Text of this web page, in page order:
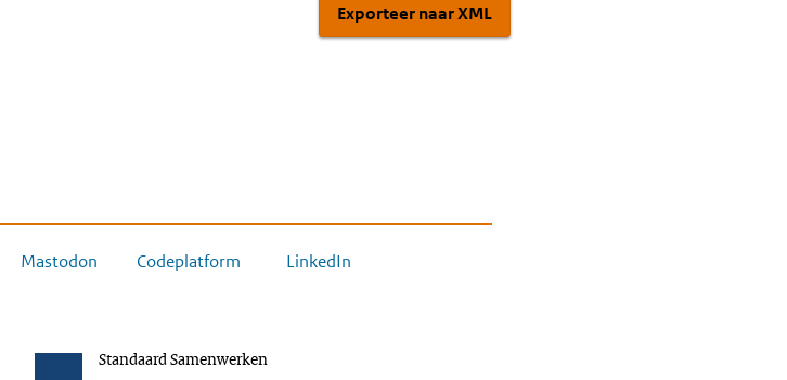
Exporteer naar XML
Mastodon Codeplatform LinkedIn
Standaard Samenwerken